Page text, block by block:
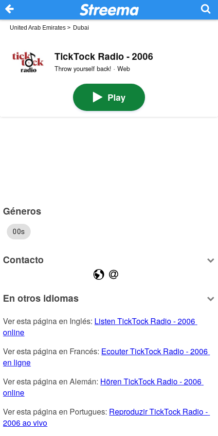
United Arab Emirates > Dubai
TickTock Radio - 2006
Throw yourself back! · Web
Play
Géneros
00s
Contacto
En otros idiomas
Ver esta página en Inglés: Listen TickTock Radio - 2006
online
Ver esta página en Francés: Ecouter TickTock Radio - 2006
en ligne
Ver esta página en Alemán: Hören TickTock Radio - 2006
online
Ver esta página en Portugues: Reproduzir TickTock Radio -
2006 ao vivo